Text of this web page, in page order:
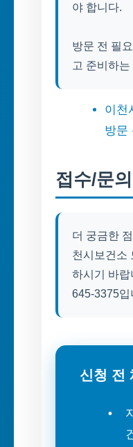
야 합니다.
방문 전 필
고 준비하
이천
방문
접수/문의
더 궁금한
천시보건소
하시기 바
645-3375입
신청 전